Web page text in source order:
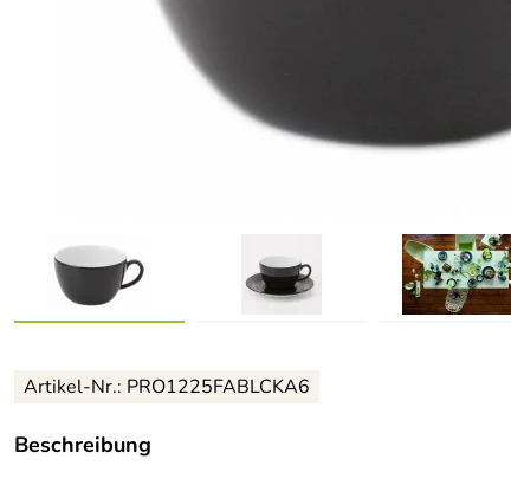
Artikel-Nr.: PRO1225FABLCKA6
Beschreibung